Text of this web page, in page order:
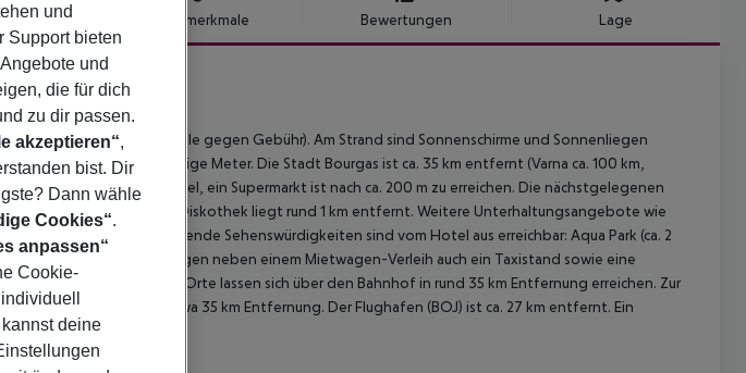
Hotelmerkmale Bewertungen Lage
Sandstrand (Strand-Shuttle gegen Gebühr). Am Strand sind Sonnenschirme und Sonnenliegen
Zentrum sind es nur wenige Meter. Die Stadt Bourgas ist ca. 35 km entfernt (Varna ca. 100 km,
liegen ca. 300 m vom Hotel, ein Supermarkt ist nach ca. 200 m zu erreichen. Die nächstgelegenen
1 km. Auch die nächste Diskothek liegt rund 1 km entfernt. Weitere Unterhaltungsangebote wie
zu finden. Folgende Sehenswürdigkeiten sind vom Hotel aus erreichbar: Aqua Park (ca. 2
Für Mobilität im Urlaub sorgen neben einem Mietwagen-Verleih auch ein Taxistand sowie eine
entfernt gelegene Orte lassen sich über den Bahnhof in rund 35 km Entfernung erreichen. Zur
ein Krankenhaus in etwa 35 km Entfernung. Der Flughafen (BOJ) ist ca. 27 km entfernt. Ein
km Entfernung.
und
Support bieten
und
die für dich
zu dir passen.
akzeptieren“,
bist. Dir
Dann wähle
Cookies“.
anpassen“
Cookie-
deine